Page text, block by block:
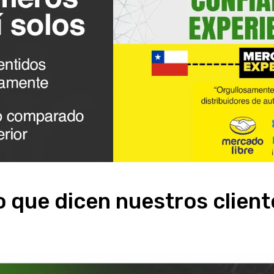
que dicen nuestros